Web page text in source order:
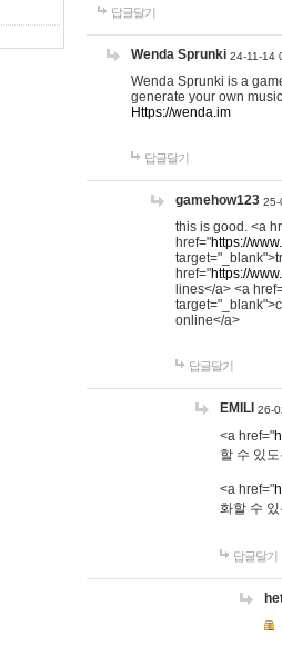
답글달기
Wenda Sprunki 24-11-14
Wenda Sprunki is a
generate your own
Https://wenda.im
답글달기
gamehow123 25-
this is good. <a
href="https://
href="https://
lines</a> <a
online</a>
답글달기
EMILI 26-
<a href="
할 수 있
<a href="
화할 수
답글달기